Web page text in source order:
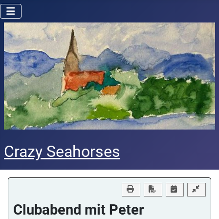
Crazy Seahorses
Download PDF
Clubabend mit Peter